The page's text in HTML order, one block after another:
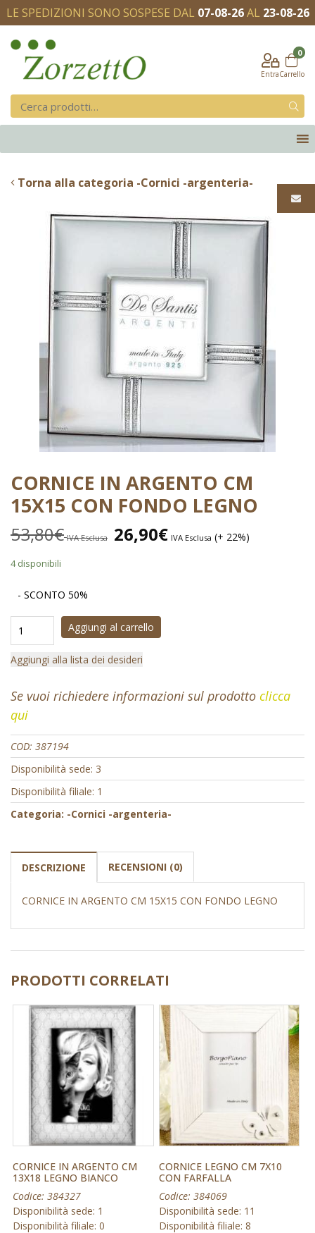
LE SPEDIZIONI SONO SOSPESE DAL 07-08-26AL 23-08-26
Entra
0
Carrello
Torna alla categoria -Cornici -argenteria-
CORNICE IN ARGENTO CM
15X15 CON FONDO LEGNO
53,80€ IVA Esclusa 26,90€ IVA Esclusa (+ 22%)
4 disponibili
- SCONTO 50%
Aggiungi al carrello
Aggiungi alla lista dei desideri
Se vuoi richiedere informazioni sul prodotto clicca
qui
COD: 387194
Disponibilità sede: 3
Disponibilità filiale: 1
Categoria: -Cornici -argenteria-
DESCRIZIONE RECENSIONI (0)
CORNICE IN ARGENTO CM 15X15 CON FONDO LEGNO
PRODOTTI CORRELATI
CORNICE IN ARGENTO CM
13X18 LEGNO BIANCO
Codice: 384327
Disponibilità sede: 1
Disponibilità filiale: 0
CORNICE LEGNO CM 7X10
CON FARFALLA
Codice: 384069
Disponibilità sede: 11
Disponibilità filiale: 8